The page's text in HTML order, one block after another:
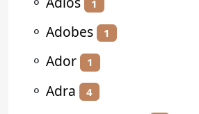
1
⚬ Adobes 1
⚬ Ador 1
⚬ Adra 4